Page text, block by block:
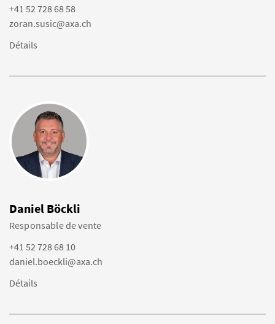
+41 52 728 68 58
zoran.susic@axa.ch
Détails
Daniel Böckli
Responsable de vente
+41 52 728 68 10
daniel.boeckli@axa.ch
Détails